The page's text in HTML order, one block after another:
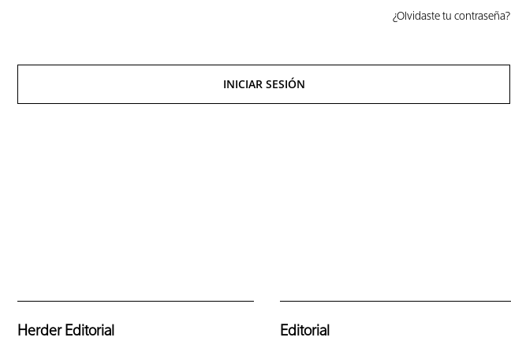
¿Olvidaste tu contraseña?
INICIAR SESIÓN
Herder Editorial Editorial